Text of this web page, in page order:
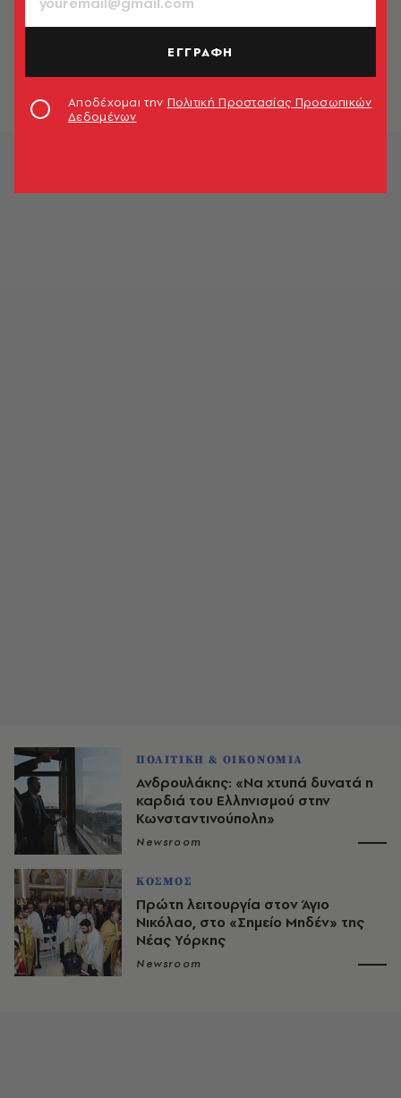
ΠΟΛΙΤΙΚΗ & ΟΙΚΟΝΟΜΙΑ
Ανδρουλάκης: «Να χτυπά δυνατά η
καρδιά του Ελληνισμού στην
Κωνσταντινούπολη»
Newsroom
ΚΟΣΜΟΣ
Πρώτη λειτουργία στον Άγιο
Νικόλαο, στο «Σημείο Μηδέν» της
Νέας Υόρκης
Newsroom
ΕΓΓΡΑΦΗ
Αποδέχομαι την Πολιτική Προστασίας Προσωπικών
Δεδομένων